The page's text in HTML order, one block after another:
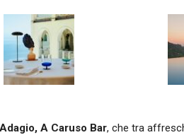
Adagio, A Caruso Bar, che tra